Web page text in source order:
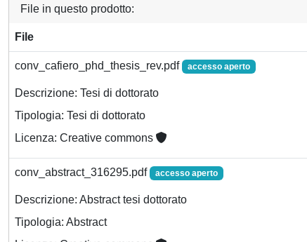
File in questo prodotto:
File
conv_cafiero_phd_thesis_rev.pdf accesso aperto
Descrizione: Tesi di dottorato
Tipologia: Tesi di dottorato
Licenza: Creative commons
conv_abstract_316295.pdf accesso aperto
Descrizione: Abstract tesi dottorato
Tipologia: Abstract